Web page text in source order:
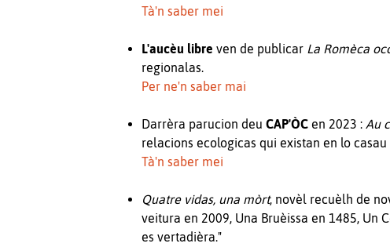
Tà'n saber mei
L'aucèu libreven de publicar La Romèca
regionalas.
Per ne'n saber mai
Darrèra parucion deuCAP'ÒC en 2023 : Au
relacions ecologicas qui existan en lo
Tà'n saber mei
Quatre vidas, una mòrt, novèl recuèlh de
veitura en 2009, Una Bruèissa en 1485, Un
es vertadièra."